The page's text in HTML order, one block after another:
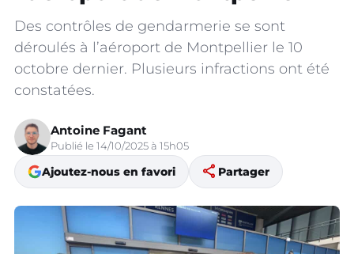
Des contrôles de gendarmerie se sont
déroulés à l’aéroport de Montpellier le 10
octobre dernier. Plusieurs infractions ont été
constatées.
Antoine Fagant
Publié le 14/10/2025 à 15h05
Ajoutez-nous en favori share Partager